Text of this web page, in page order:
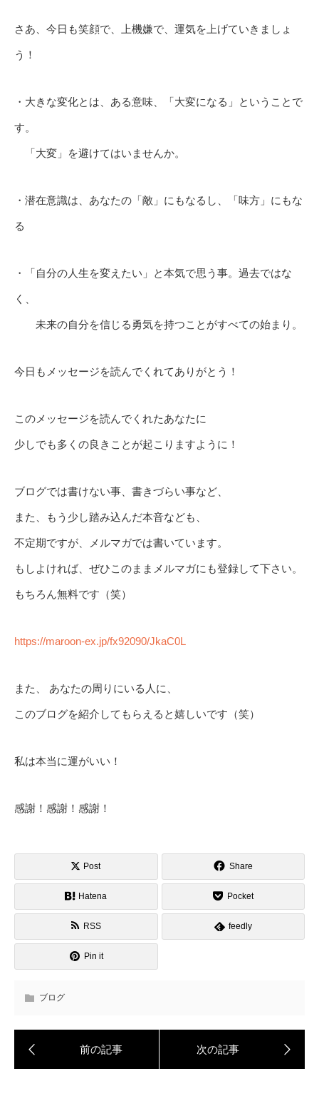
さあ、今日も笑顔で、上機嫌で、運気を上げていきましょ
う！
・大きな変化とは、ある意味、「大変になる」ということで
す。
「大変」を避けてはいませんか。
・潜在意識は、あなたの「敵」にもなるし、「味方」にもな
る
・「自分の人生を変えたい」と本気で思う事。過去ではな
く、
未来の自分を信じる勇気を持つことがすべての始まり。
今日もメッセージを読んでくれてありがとう！
このメッセージを読んでくれたあなたに
少しでも多くの良きことが起こりますように！
ブログでは書けない事、書きづらい事など、
また、もう少し踏み込んだ本音なども、
不定期ですが、メルマガでは書いています。
もしよければ、ぜひこのままメルマガにも登録して下さい。
もちろん無料です（笑）
https://maroon-ex.jp/fx92090/JkaC0L
また、 あなたの周りにいる人に、
このブログを紹介してもらえると嬉しいです（笑）
私は本当に運がいい！
感謝！感謝！感謝！
Post Share
Hatena Pocket
RSS feedly
Pin it
ブログ